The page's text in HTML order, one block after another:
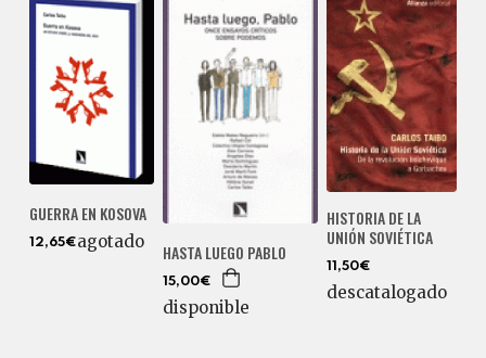
GUERRA EN KOSOVA
12,65€agotado HASTA LUEGO PABLO
15,00€
disponible
HISTORIA DE LA
UNIÓN SOVIÉTICA
11,50€
descatalogado